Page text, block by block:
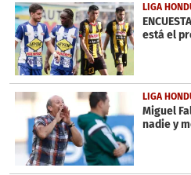
LIGA
está el
LIGA
Miguel
nadie y